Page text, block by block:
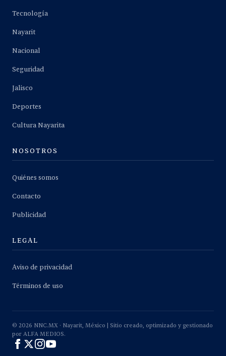
Tecnología
Nayarit
Nacional
Seguridad
Jalisco
Deportes
Cultura Nayarita
NOSOTROS
Quiénes somos
Contacto
Publicidad
LEGAL
Aviso de privacidad
Términos de uso
© 2026 NNC.MX · Nayarit, México | Sitio creado, optimizado y gestionado
por ALFA MEDIOS.